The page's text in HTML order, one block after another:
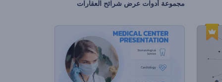
مجموعة أدوات عرض شرائح العقارات